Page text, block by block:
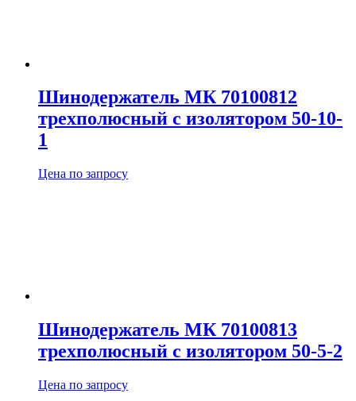
Шинодержатель МК 70100812
трехполюсный с изолятором 50-10-
1
Цена по запросу
Шинодержатель МК 70100813
трехполюсный с изолятором 50-5-2
Цена по запросу